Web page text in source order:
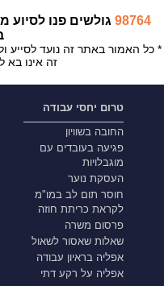
98764 גולשים פנו לסיוע
* כל האמור באתר זה נועד לסייע
זה אינו בא
טרום יחסי עבודה
החובה בשוויון
פגיעה בעובדים עם
מוגבלויות
העסקת נוער
חוסר תום לב במו"מ
לקראת כריתת חוזה
פרסום משרה
שאלות שאסור לשאול
אפליה בראיון עבודה
אפליה על רקע דתי